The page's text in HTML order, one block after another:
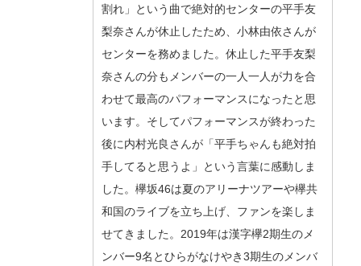
割れ」という曲で絶対的センターの平手友
梨奈さんが休止したため、小林由依さんが
センターを務めました。休止した平手友梨
奈さんの分もメンバーの一人一人が力を合
わせて最高のパフォーマンスになったと思
います。そしてパフォーマンスが終わった
後に内村光良さんが「平手ちゃんも絶対拍
手してると思うよ」という言葉に感動しま
した。欅坂46は夏のアリーナツアーや欅共
和国のライブを立ち上げ、ファンを楽しま
せてきました。2019年は漢字欅2期生のメ
ンバー9名とひらがなけやき3期生のメンバ